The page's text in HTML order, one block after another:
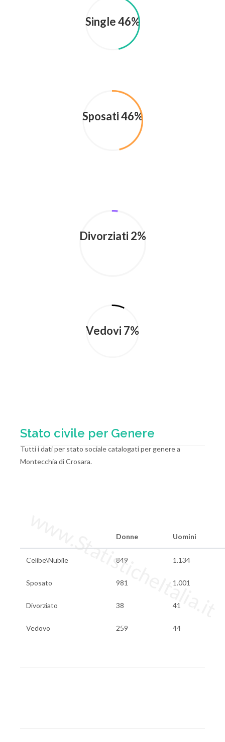
Single 46%
Sposati 46%
Divorziati 2%
Vedovi 7%
Stato civile per Genere
Tutti i dati per stato sociale catalogati per genere a
Montecchia di Crosara.
Donne Uomini
Celibe\Nubile 849 1.134
Sposato 981 1.001
Divorziato 38 41
Vedovo 259 44
www.StatisticheItalia.it